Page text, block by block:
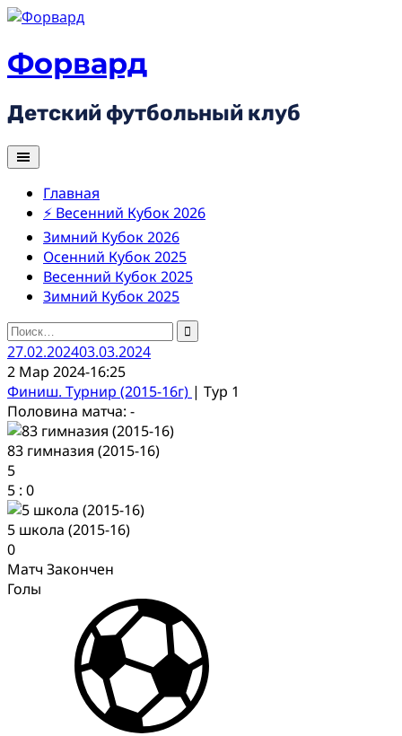
Skip
content
Форвард
Детский футбольный клуб
Главная
⚡ Весенний Кубок 2026
Зимний Кубок 2026
Осенний Кубок 2025
Весенний Кубок 2025
Зимний Кубок 2025
Найти:
27.02.202403.03.2024
2 Мар 2024-16:25
Финиш. Турнир (2015-16г) | Тур 1
Половина матча: -
83 гимназия (2015-16)
5
5 : 0
5 школа (2015-16)
0
Матч Закончен
Голы